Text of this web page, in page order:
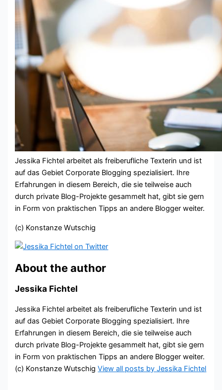
Jessika Fichtel arbeitet als freiberufliche Texterin und ist
auf das Gebiet Corporate Blogging spezialisiert. Ihre
Erfahrungen in diesem Bereich, die sie teilweise auch
durch private Blog-Projekte gesammelt hat, gibt sie gern
in Form von praktischen Tipps an andere Blogger weiter.
(c) Konstanze Wutschig
About the author
Jessika Fichtel
Jessika Fichtel arbeitet als freiberufliche Texterin und ist
auf das Gebiet Corporate Blogging spezialisiert. Ihre
Erfahrungen in diesem Bereich, die sie teilweise auch
durch private Blog-Projekte gesammelt hat, gibt sie gern
in Form von praktischen Tipps an andere Blogger weiter.
(c) Konstanze WutschigView all posts by Jessika Fichtel